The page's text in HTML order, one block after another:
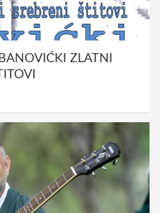
ZLATNI